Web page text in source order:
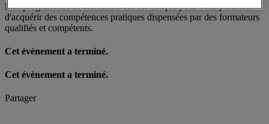
Nos programmes de formation ont été conçus pour vous permettre
d'acquérir des compétences pratiques dispensées par des formateurs
qualifiés et compétents.
Cet évènement a terminé.
Cet évènement a terminé.
Partager